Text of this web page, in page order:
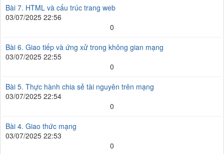
Bài 7. HTML và cấu trúc trang web
03/07/2025 22:56
0
Bài 6. Giao tiếp và ứng xử trong không gian mạng
03/07/2025 22:55
0
Bài 5. Thực hành chia sẻ tài nguyên trên mạng
03/07/2025 22:54
0
Bài 4. Giao thức mạng
03/07/2025 22:53
0